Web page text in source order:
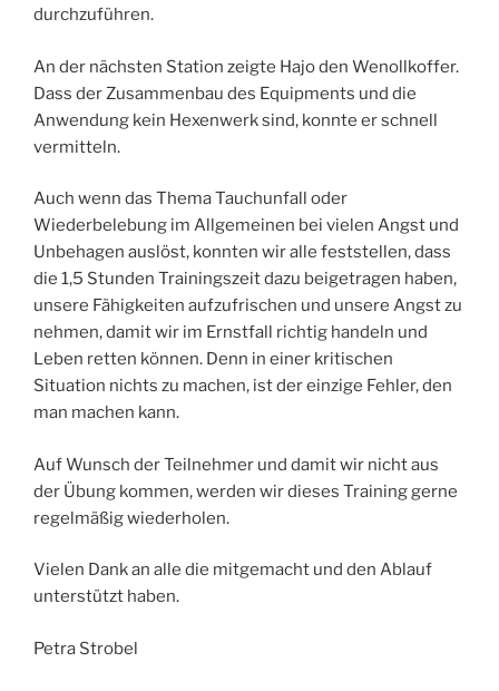
durchzuführen.
An der nächsten Station zeigte Hajo den Wenollkoffer.
Dass der Zusammenbau des Equipments und die
Anwendung kein Hexenwerk sind, konnte er schnell
vermitteln.
Auch wenn das Thema Tauchunfall oder
Wiederbelebung im Allgemeinen bei vielen Angst und
Unbehagen auslöst, konnten wir alle feststellen, dass
die 1,5 Stunden Trainingszeit dazu beigetragen haben,
unsere Fähigkeiten aufzufrischen und unsere Angst zu
nehmen, damit wir im Ernstfall richtig handeln und
Leben retten können. Denn in einer kritischen
Situation nichts zu machen, ist der einzige Fehler, den
man machen kann.
Auf Wunsch der Teilnehmer und damit wir nicht aus
der Übung kommen, werden wir dieses Training gerne
regelmäßig wiederholen.
Vielen Dank an alle die mitgemacht und den Ablauf
unterstützt haben.
Petra Strobel